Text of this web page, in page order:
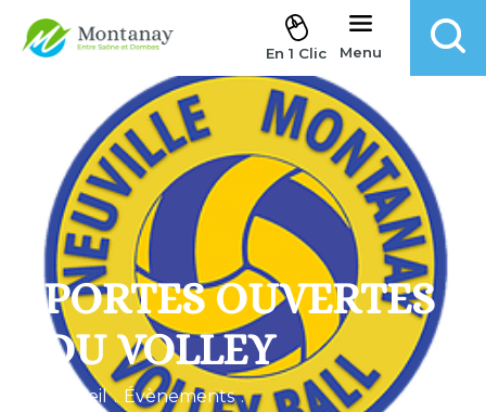
Aller au contenu
En 1 Clic Menu
PORTES OUVERTES
DU VOLLEY
Accueil . Évènements .